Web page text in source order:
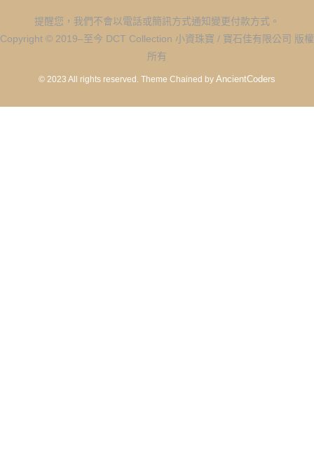
提醒您，我們不會以電話或簡訊方式通知變更付款方式。
Copyright © 2019–至今 DCT Collection 小資珠寶 / 寶石佳有限公司 版權
所有
© 2023 All rights reserved. Theme Chained by AncientCoders